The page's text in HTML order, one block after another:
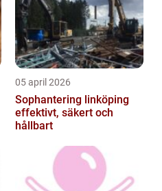
05 april 2026
Sophantering linköping
effektivt, säkert och
hållbart